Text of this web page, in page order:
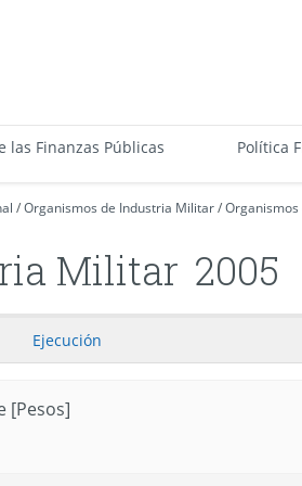
las Finanzas Públicas Política
/Organismos de Industria Militar/
Militar 2005
Ejecución
[Pesos]